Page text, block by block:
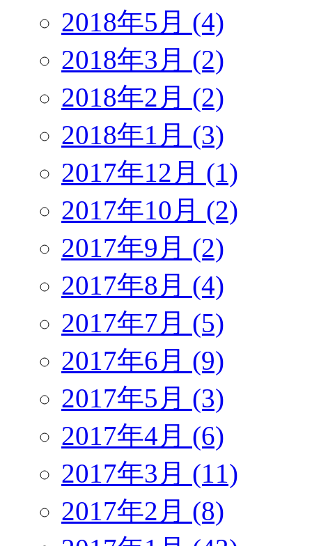
2018年5月 (4)
2018年3月 (2)
2018年2月 (2)
2018年1月 (3)
2017年12月 (1)
2017年10月 (2)
2017年9月 (2)
2017年8月 (4)
2017年7月 (5)
2017年6月 (9)
2017年5月 (3)
2017年4月 (6)
2017年3月 (11)
2017年2月 (8)